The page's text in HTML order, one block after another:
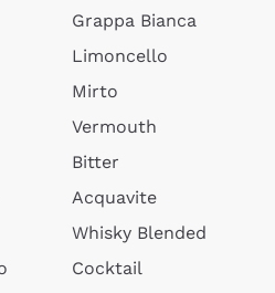
Grappa Bianca
Limoncello
Mirto
Vermouth
Bitter
Acquavite
Whisky Blended
Cocktail